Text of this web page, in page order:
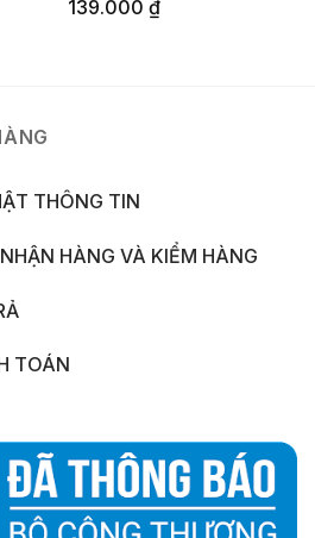
139.000 ₫
THÔNG TIN
HÀNG VÀ KIỂM HÀNG
TOÁN